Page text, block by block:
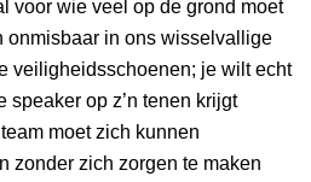
voor wie veel op de grond moet
onmisbaar in ons wisselvallige
veiligheidsschoenen; je wilt echt
speaker op z’n tenen krijgt
moet zich kunnen
zonder zich zorgen te maken